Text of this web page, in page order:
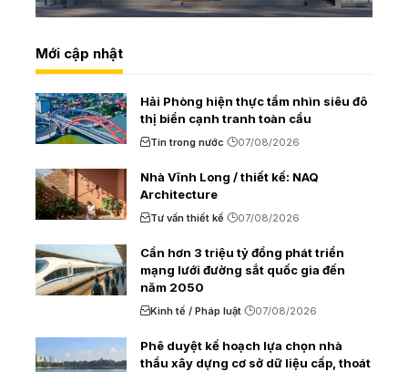
Mới cập nhật
Hải Phòng hiện thực tầm nhìn siêu đô
thị biển cạnh tranh toàn cầu
Tin trong nước 07/08/2026
Nhà Vĩnh Long / thiết kế: NAQ
Architecture
Tư vấn thiết kế 07/08/2026
Cần hơn 3 triệu tỷ đồng phát triển
mạng lưới đường sắt quốc gia đến
năm 2050
Kinh tế / Pháp luật 07/08/2026
Phê duyệt kế hoạch lựa chọn nhà
thầu xây dựng cơ sở dữ liệu cấp, thoát